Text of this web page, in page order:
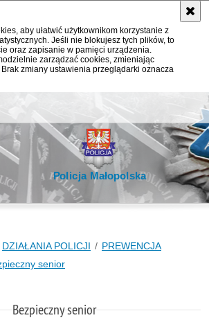
aby ułatwić użytkownikom korzystanie z
Jeśli nie blokujesz tych plików, to
oraz zapisanie w pamięci urządzenia.
zarządzać cookies, zmieniając
zmiany ustawienia przeglądarki oznacza
Policja Małopolska
DZIAŁANIA POLICJI
PREWENCJA
senior
Bezpieczny senior